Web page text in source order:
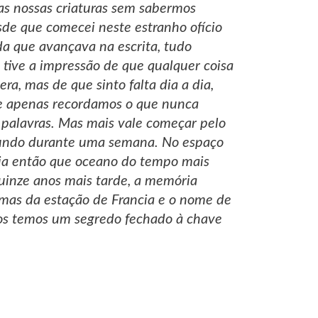
nossas criaturas sem sabermos
que comecei neste estranho ofício
que avançava na escrita, tudo
a impressão de que qualquer coisa
mas de que sinto falta dia a dia,
recordamos o que nunca
Mas mais vale começar pelo
durante uma semana. No espaço
então que oceano do tempo mais
anos mais tarde, a memória
da estação de Francia e o nome de
temos um segredo fechado à chave